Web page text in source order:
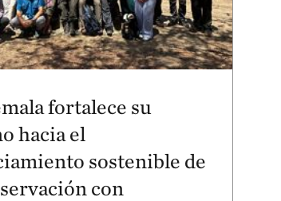
fortalece su
hacia el
sostenible de
con